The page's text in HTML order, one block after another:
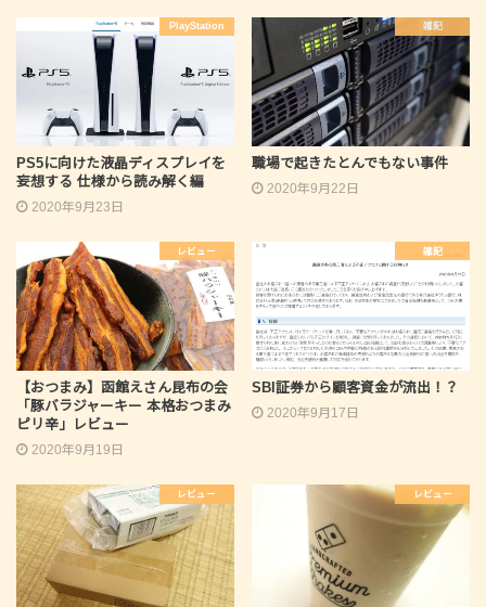
PlayStation
PS5に向けた液晶ディスプレイを
妄想する 仕様から読み解く編
2020年9月23日
雑記
職場で起きたとんでもない事件
2020年9月22日
レビュー
【おつまみ】函館えさん昆布の会
「豚バラジャーキー 本格おつまみ
ピリ辛」レビュー
2020年9月19日
雑記
SBI証券から顧客資金が流出！？
2020年9月17日
レビュー レビュー